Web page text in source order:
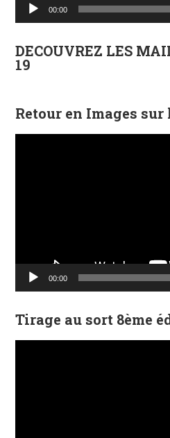
00:00
DECOUVREZ LES
19
Retour en Images sur
00:00
Tirage au sort 8ème